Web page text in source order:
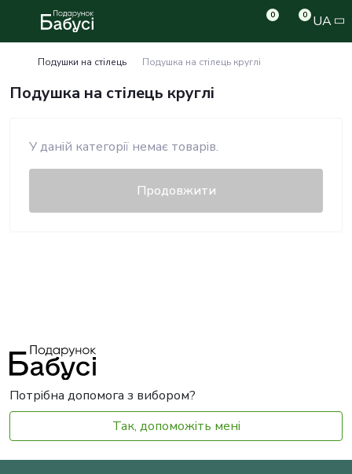
0 0 UA
Подушки на стілець Подушка на стілець круглі
Подушка на стілець круглі
У даній категорії немає товарів.
Продовжити
Потрібна допомога з вибором?
Так, допоможіть мені